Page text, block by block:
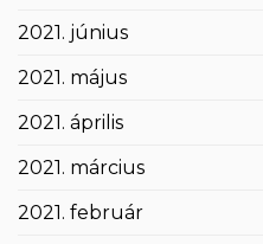
2021. június
2021. május
2021. április
2021. március
2021. február